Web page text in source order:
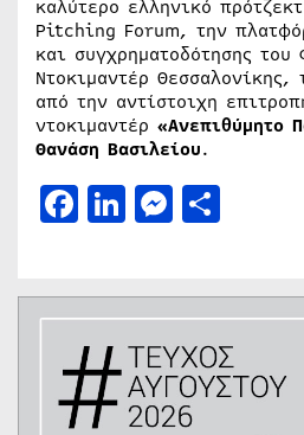
καλύτερο ελληνικό
Pitching Forum, την
και συγχρηματοδότησης του
Ντοκιμαντέρ Θεσσαλονίκης,
από την αντίστοιχη
ντοκιμαντέρ «Ανεπιθύμητο
Θανάση Βασιλείου.
Facebook
LinkedIn